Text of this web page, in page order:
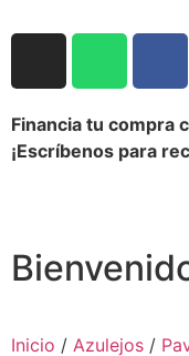
Financia tu compra
¡Escríbenos para
Inicio / Azulejos /